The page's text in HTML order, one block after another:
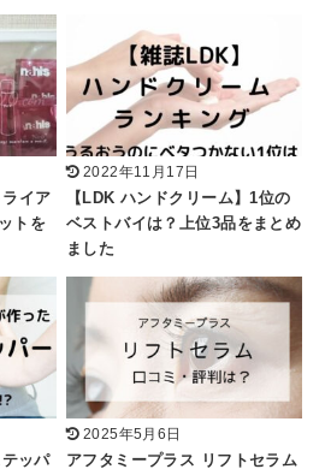
イア
トを
2022年11月17日
【LDK ハンドクリーム】1位の
ベストバイは？上位3品をまとめ
ました
ッパ
2025年5月6日
アフタミープラス リフトセラム